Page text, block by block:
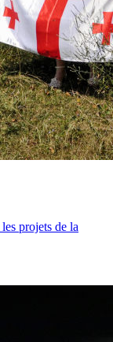
projets de la